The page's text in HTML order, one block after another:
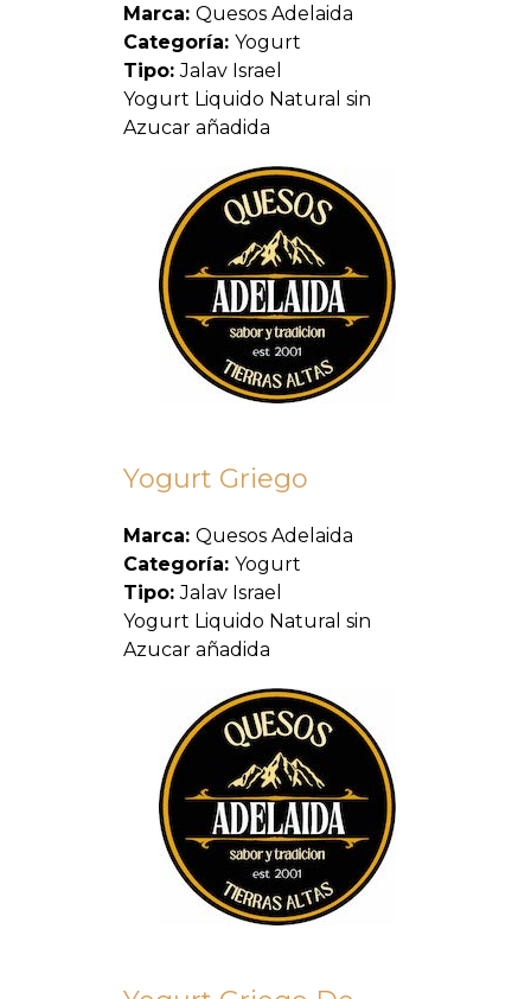
Marca: Quesos Adelaida
Categoría: Yogurt
Tipo:Jalav Israel
Yogurt Liquido Natural sin
Azucar añadida
Yogurt Griego
Marca: Quesos Adelaida
Categoría: Yogurt
Tipo:Jalav Israel
Yogurt Liquido Natural sin
Azucar añadida